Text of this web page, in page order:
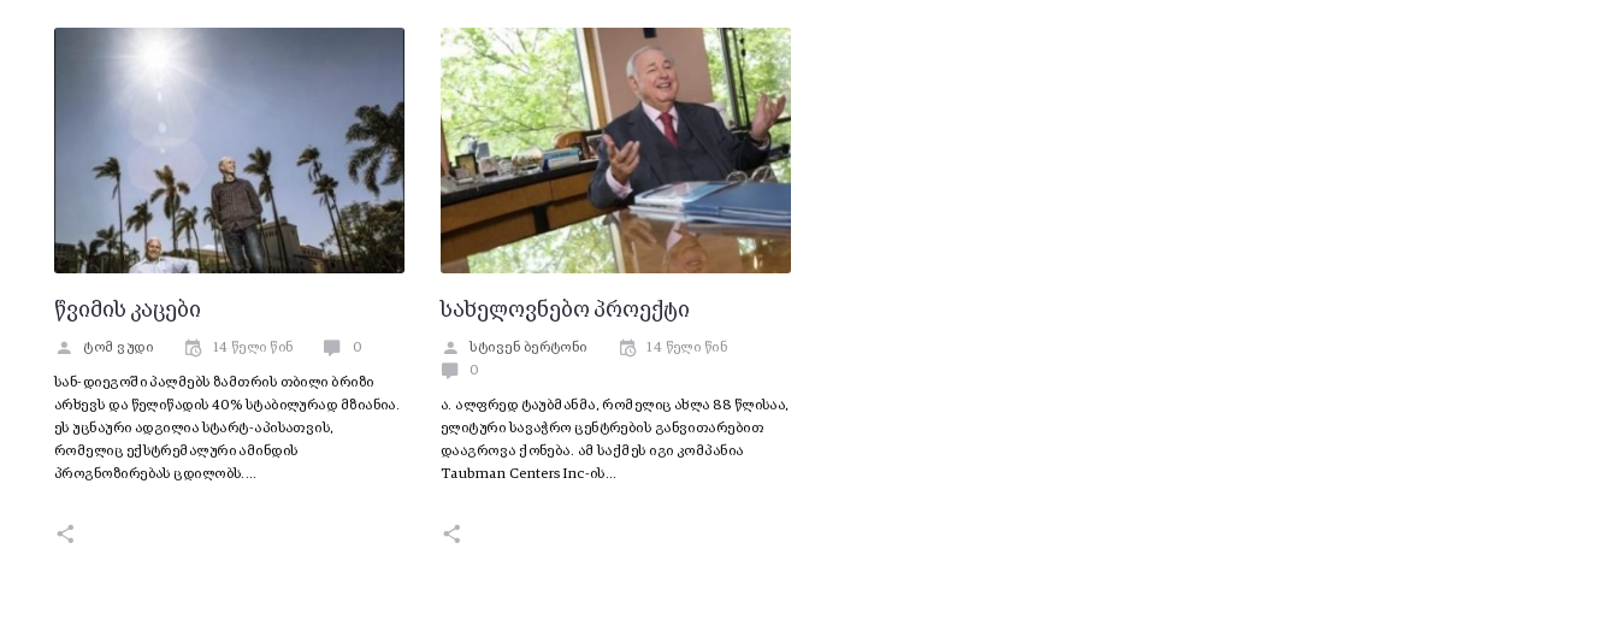
წვიმის კაცები
ტომ ვუდი 14 წელი წინ 0
სან-დიეგოში პალმებს ზამთრის თბილი ბრიზი
არხევს და წელიწადის 40% სტაბილურად მზიანია.
ეს უცნაური ადგილია სტარტ-აპისათვის,
რომელიც ექსტრემალური ამინდის
პროგნოზირებას ცდილობს.…
სახელოვნებო პროექტი
სტივენ ბერტონი
14 წელი წინ
0
ა. ალფრედ ტაუბმანმა, რომელიც ახლა 88 წლისაა,
ელიტური სავაჭრო ცენტრების განვითარებით
დააგროვა ქონება. ამ საქმეს იგი კომპანია
Taubman Centers Inc-ის…